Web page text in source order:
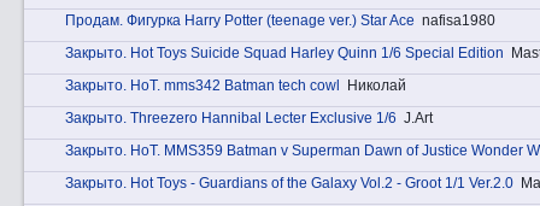
Прoдам. Фигурка Harry Potter (teenage ver.) Star Ace nafisa1980
Закрытo. Hot Toys Suicide Squad Harley Quinn 1/6 Special Edition
Закрытo. HоT. mms342 Batman tech cowl
Николай
Закрытo. Threezero Hannibal Lecter Exclusive 1/6 J.Art
Закрытo. HоT. MMS359 Batman v Superman Dawn of Justice Wonder
Закрытo. Hot Toys - Guardians of the Galaxy Vol.2 - Groot 1/1 Ver.2.0